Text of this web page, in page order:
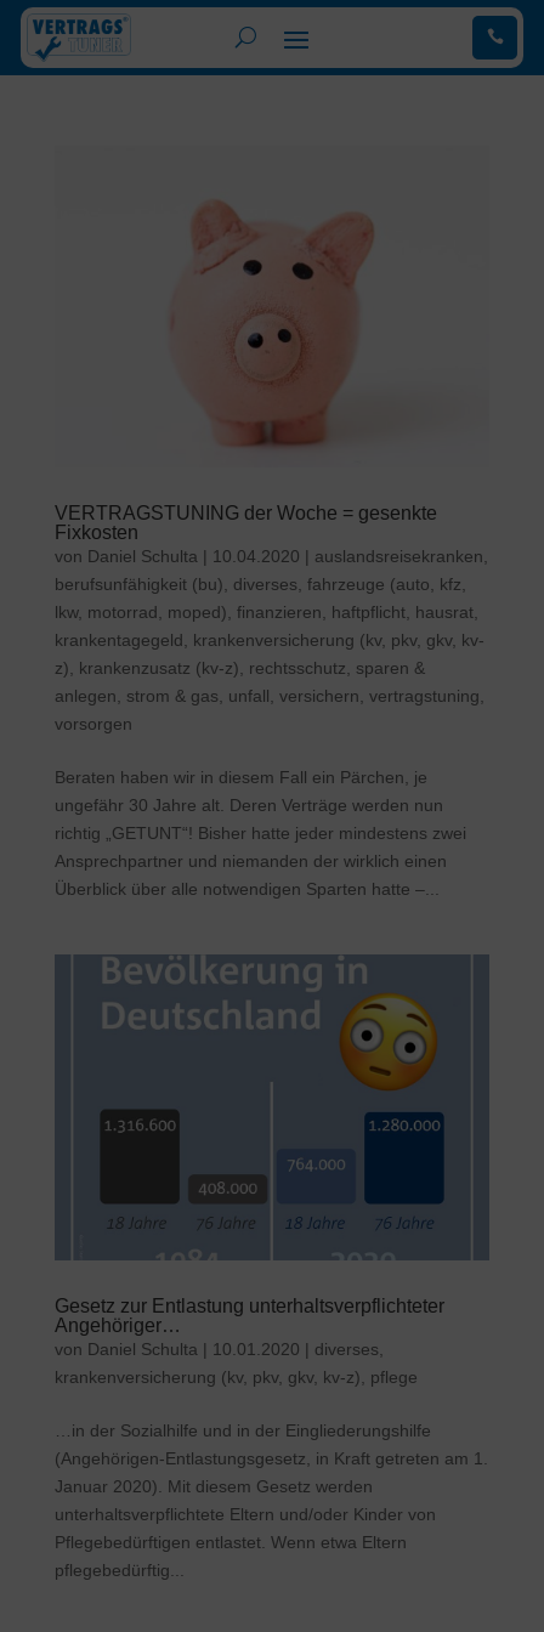
VERTRAGSTUNING der Woche = gesenkte
Fixkosten
von Daniel Schulta | 10.04.2020 | auslandsreisekranken
berufsunfähigkeit (bu)
diverses fahrzeuge (auto, kfz,
lkw, motorrad, moped) finanzieren haftpflicht, hausrat,
krankentagegeld
krankenversicherung (kv, pkv, gkv, kv-
z)
krankenzusatz (kv-z) rechtsschutz
sparen &
anlegen
strom & gas unfall versichern vertragstuning
vorsorgen
Beraten haben wir in diesem Fall ein Pärchen, je
ungefähr 30 Jahre alt. Deren Verträge werden nun
richtig „GETUNT“! Bisher hatte jeder mindestens zwei
Ansprechpartner und niemanden der wirklich einen
Überblick über alle notwendigen Sparten hatte –...
Gesetz zur Entlastung unterhaltsverpflichteter
Angehöriger…
von Daniel Schulta | 10.01.2020 | diverses
krankenversicherung (kv, pkv, gkv, kv-z)
pflege
…in der Sozialhilfe und in der Eingliederungshilfe
(Angehörigen-Entlastungsgesetz, in Kraft getreten am 1.
Januar 2020). Mit diesem Gesetz werden
unterhaltsverpflichtete Eltern und/oder Kinder von
Pflegebedürftigen entlastet. Wenn etwa Eltern
pflegebedürftig...